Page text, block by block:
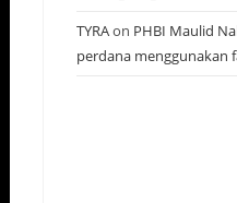
TYRAon PHBI Maulid
perdana menggunakan